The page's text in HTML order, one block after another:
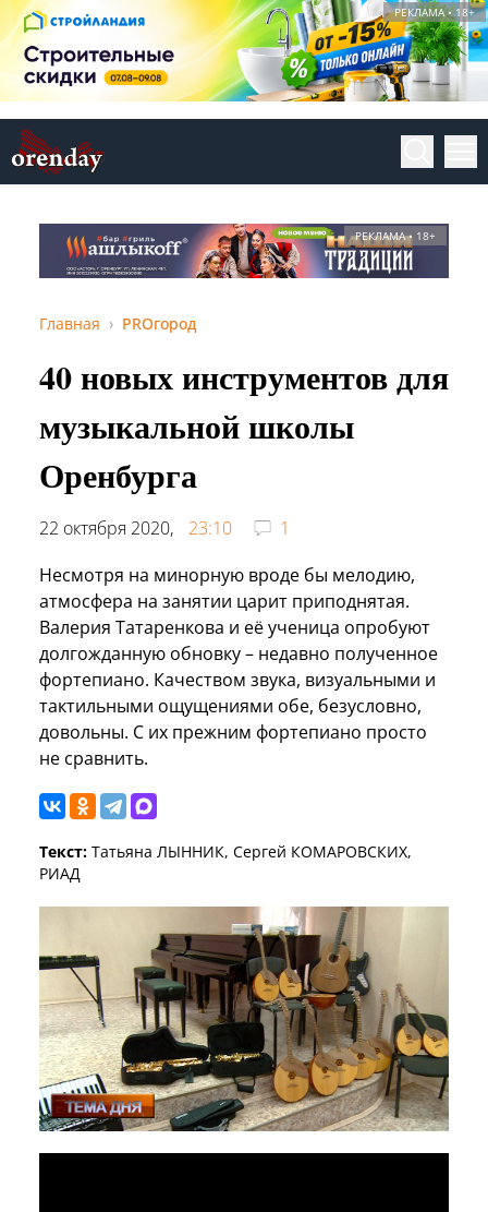
РЕКЛАМА • 18+
РЕКЛАМА • 18+
Главная PROгород
40 новых инструментов для
музыкальной школы
Оренбурга
22 октября 2020, 23:10
1
Несмотря на минорную вроде бы мелодию,
атмосфера на занятии царит приподнятая.
Валерия Татаренкова и её ученица опробуют
долгожданную обновку – недавно полученное
фортепиано. Качеством звука, визуальными и
тактильными ощущениями обе, безусловно,
довольны. С их прежним фортепиано просто
не сравнить.
Текст: Татьяна ЛЫННИК, Сергей КОМАРОВСКИХ,
РИАД